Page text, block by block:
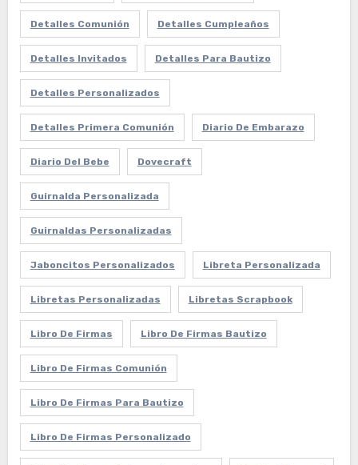
Detalles Comunión Detalles Cumpleaños
Detalles Invitados Detalles Para Bautizo
Detalles Personalizados
Detalles Primera Comunión Diario De Embarazo
Diario Del Bebe Dovecraft
Guirnalda Personalizada
Guirnaldas Personalizadas
Jaboncitos Personalizados Libreta Personalizada
Libretas Personalizadas Libretas Scrapbook
Libro De Firmas Libro De Firmas Bautizo
Libro De Firmas Comunión
Libro De Firmas Para Bautizo
Libro De Firmas Personalizado